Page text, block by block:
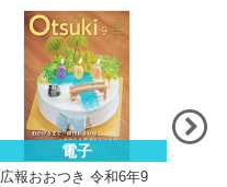
電子
広報おおつき 令和6年9